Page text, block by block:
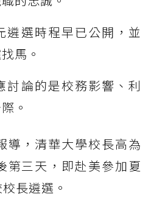
遴選時程早已公開，並
馬。
討論的是校務影響、利
。
導，清華大學校長高為
第三天，即赴美參加夏
長遴選。